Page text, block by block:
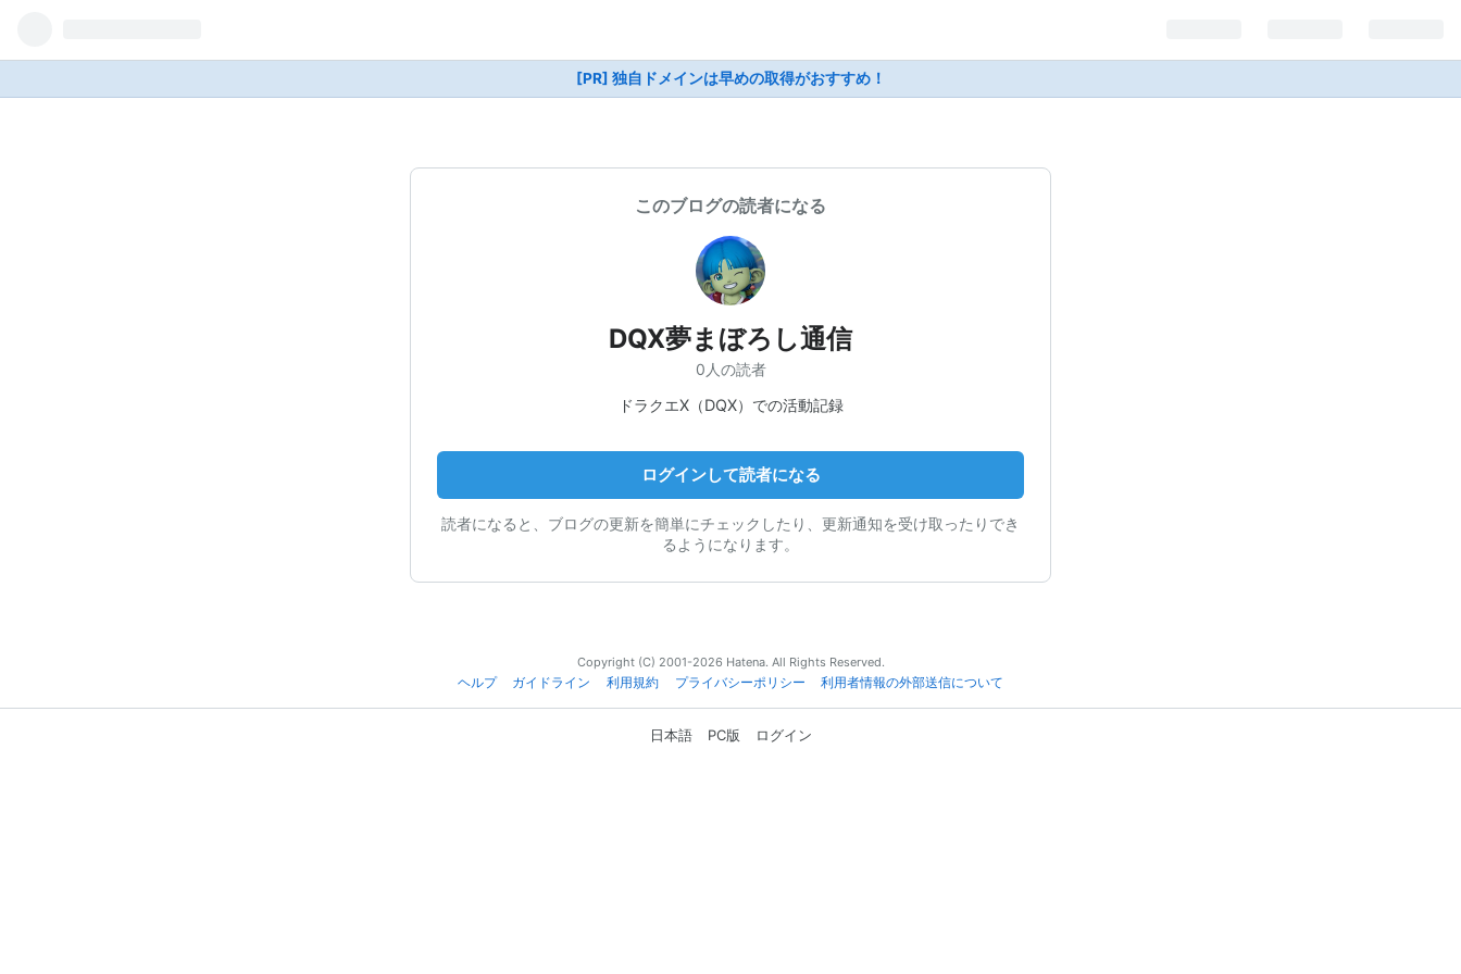
[PR] 独自ドメインは早めの取得がおすすめ！
このブログの読者になる
DQX夢まぼろし通信
0人の読者
ドラクエX（DQX）での活動記録
ログインして読者になる
読者になると、ブログの更新を簡単にチェックしたり、更新通知を受け取ったりでき
るようになります。
Copyright (C) 2001-2026 Hatena. All Rights Reserved.
ヘルプ
ガイドライン 利用規約 プライバシーポリシー 利用者情報の外部送信について
日本語 PC版 ログイン